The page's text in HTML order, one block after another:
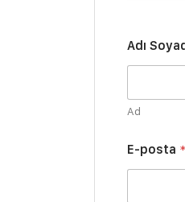
Adı
Ad
e
y
E-posta *